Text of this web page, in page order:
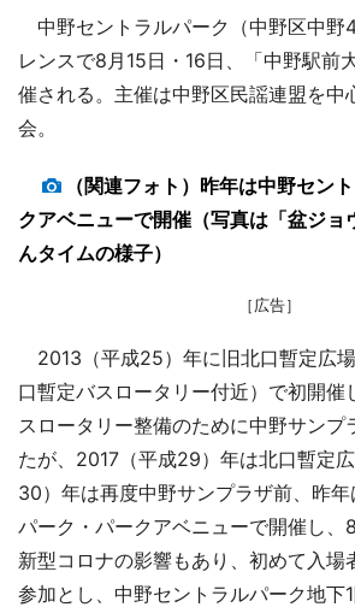
中野セントラルパーク（中野区中野
レンスで8月15日・16日、「中野駅前
催される。主催は中野区民謡連盟を中
会。
（関連フォト）昨年は中野セン
クアベニューで開催（写真は「盆ジョ
んタイムの様子）
［広告］
2013（平成25）年に旧北口暫定広
口暫定バスロータリー付近）で初開催
スロータリー整備のために中野サンプ
たが、2017（平成29）年は北口暫定
30）年は再度中野サンプラザ前、昨
パーク・パークアベニューで開催し、
新型コロナの影響もあり、初めて入場
参加とし、中野セントラルパーク地下